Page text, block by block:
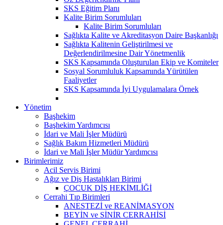
SKS Eğitim Planı
Kalite Birim Sorumluları
Kalite Birim Sorumluları
Sağlıkta Kalite ve Akreditasyon Daire Başkanlığı
Sağlıkta Kalitenin Geliştirilmesi ve
Değerlendirilmesine Dair Yönetmenlik
SKS Kapsamında Oluşturulan Ekip ve Komiteler
Sosyal Sorumluluk Kapsamında Yürütülen
Faaliyetler
SKS Kapsamında İyi Uygulamalara Örnek
Yönetim
Başhekim
Başhekim Yardımcısı
İdari ve Mali İşler Müdürü
Sağlık Bakım Hizmetleri Müdürü
İdari ve Mali İşler Müdür Yardımcısı
Birimlerimiz
Acil Servis Birimi
Ağız ve Diş Hastalıkları Birimi
ÇOCUK DİŞ HEKİMLİĞİ
Cerrahi Tıp Birimleri
ANESTEZİ ve REANİMASYON
BEYİN ve SİNİR CERRAHİSİ